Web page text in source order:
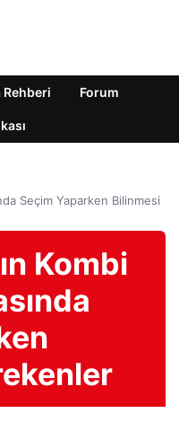
Rehberi Forum
Seçim Yaparken Bilinmesi
Kombi